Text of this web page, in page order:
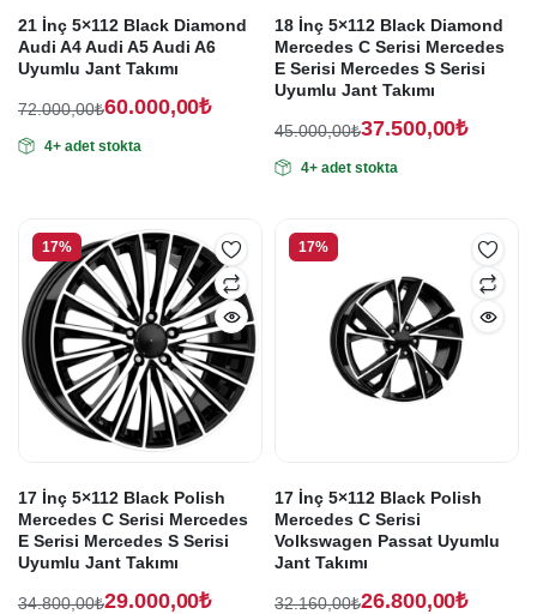
21 İnç 5×112 Black Diamond
Audi A4 Audi A5 Audi A6
Uyumlu Jant Takımı
72.000,00₺
fiyat:
60.000,00₺
andaki
4+ adet stokta
18 İnç 5×112 Black Diamond
Mercedes C Serisi Mercedes
E Serisi Mercedes S Serisi
Uyumlu Jant Takımı
45.000,00₺
fiyat:
37.500,00₺
andaki
37.500,00₺.
4+ adet stokta
17%
17 İnç 5×112 Black Polish
Mercedes C Serisi Mercedes
E Serisi Mercedes S Serisi
Uyumlu Jant Takımı
34.800,00₺29.000,00₺
17%
17 İnç 5×112 Black Polish
Mercedes C Serisi
Volkswagen Passat Uyumlu
Jant Takımı
32.160,00₺26.800,00₺